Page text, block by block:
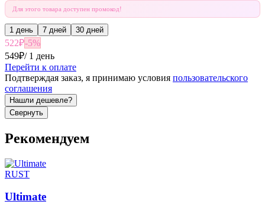
Для этого товара доступен промокод!
1 день 7 дней 30 дней
522₽-5%
549₽/ 1 день
Перейти к оплате
Подтверждая заказ, я принимаю условия пользовательского
соглашения
Нашли дешевле?
Свернуть
Рекомендуем
RUST
Ultimate